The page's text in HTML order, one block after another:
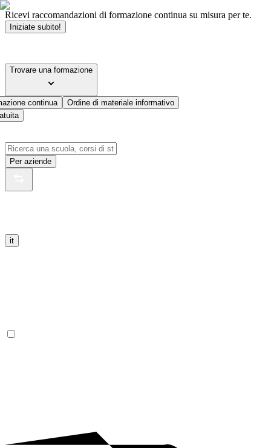
Ricevi raccomandazioni di formazione continua su misura per te.
Iniziate subito!
Trovare una formazione
continua
Ordine di materiale informativo
Per aziende
it